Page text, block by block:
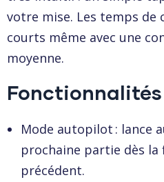
votre mise. Les temps
courts même avec une
moyenne.
Mode autopilot : lance
prochaine partie dès la
précédent.